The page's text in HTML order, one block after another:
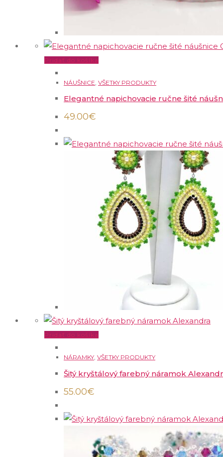
Pridať do košíka
NÁUŠNICE VŠETKY PRODUKTY
Elegantné napichovacie ručne šité
49.00€
Pridať do košíka
NÁRAMKY, VŠETKY PRODUKTY
Šitý kryštálový farebný náramok
55.00€